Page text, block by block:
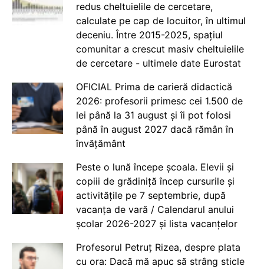
redus cheltuielile de cercetare,
calculate pe cap de locuitor, în ultimul
deceniu. Între 2015-2025, spațiul
comunitar a crescut masiv cheltuielile
de cercetare - ultimele date Eurostat
OFICIAL Prima de carieră didactică
2026: profesorii primesc cei 1.500 de
lei până la 31 august și îi pot folosi
până în august 2027 dacă rămân în
învățământ
Peste o lună începe școala. Elevii și
copiii de grădiniță încep cursurile și
activitățile pe 7 septembrie, după
vacanța de vară / Calendarul anului
școlar 2026-2027 și lista vacanțelor
Profesorul Petruț Rizea, despre plata
cu ora: Dacă mă apuc să strâng sticle